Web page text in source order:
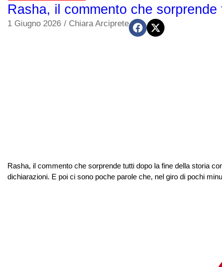
Rasha, il commento che
1 Giugno 2026 / Chiara Arciprete
Rasha, il commento che sorprende tutti dopo la fine della storia
dichiarazioni. E poi ci sono poche parole che, nel giro di pochi